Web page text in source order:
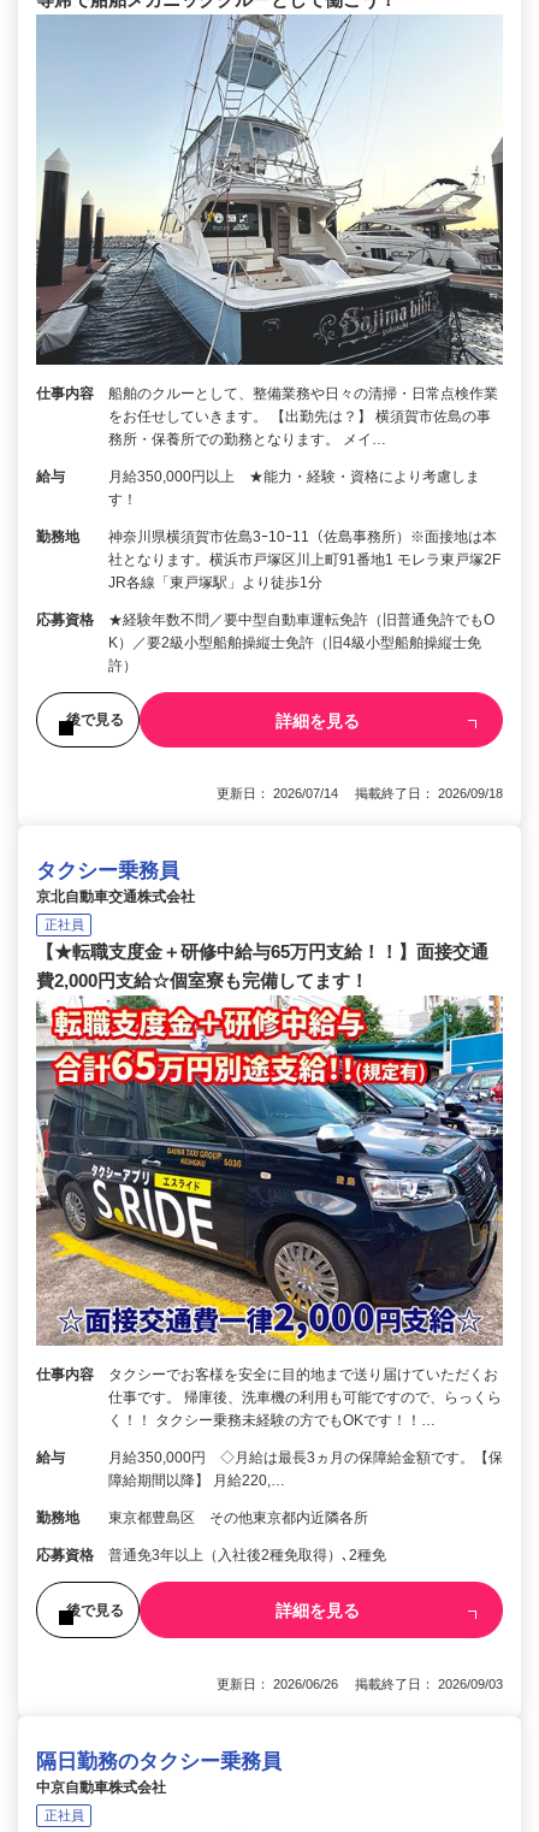
仕事内容
船舶のクルーとして、整備業務や日々の清掃・日常点検作業
をお任せしていきます。 【出勤先は？】 横須賀市佐島の事
務所・保養所での勤務となります。 メイ…
給与
月給350,000円以上 ★能力・経験・資格により考慮しま
す！
勤務地
神奈川県横須賀市佐島3ｰ10ｰ11（佐島事務所）※面接地は本
社となります。横浜市戸塚区川上町91番地1 モレラ東戸塚2F
JR各線「東戸塚駅」より徒歩1分
応募資格
★経験年数不問／要中型自動車運転免許（旧普通免許でもO
K）／要2級小型船舶操縦士免許（旧4級小型船舶操縦士免
許）
後で見る 詳細を見る
更新日： 2026/07/14 掲載終了日： 2026/09/18
タクシー乗務員
京北自動車交通株式会社
正社員
【★転職支度金＋研修中給与65万円支給！！】面接交通
費2,000円支給☆個室寮も完備してます！
仕事内容
タクシーでお客様を安全に目的地まで送り届けていただくお
仕事です。 帰庫後、洗車機の利用も可能ですので、らっくら
く！！ タクシー乗務未経験の方でもOKです！！…
給与
月給350,000円 ◇月給は最長3ヵ月の保障給金額です。【保
障給期間以降】 月給220,…
勤務地 東京都豊島区 その他東京都内近隣各所
応募資格 普通免3年以上（入社後2種免取得）､2種免
後で見る 詳細を見る
更新日： 2026/06/26 掲載終了日： 2026/09/03
隔日勤務のタクシー乗務員
中京自動車株式会社
正社員